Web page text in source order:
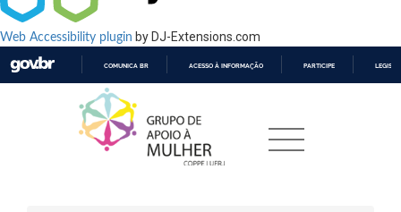
Web Accessibility plugin by DJ-Extensions.com
O
CONTEÚDO
COMUNICA BR ACESSO À INFORMAÇÃO PARTICIPE